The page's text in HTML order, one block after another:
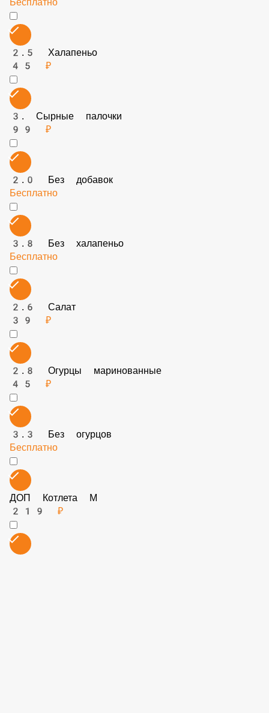
3.7 Без салата
Бесплатно
ДОП Котлета XL
219 ₽
3.1 Без томатов
Бесплатно
2.5 Халапеньо
99 ₽
2.0 Без добавок
Бесплатно
3.8 Без халапеньо
Бесплатно